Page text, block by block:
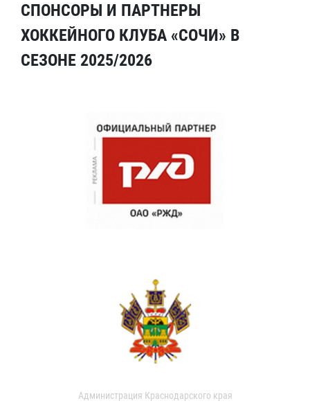
СПОНСОРЫ И ПАРТНЕРЫ
ХОККЕЙНОГО КЛУБА «СОЧИ» В
СЕЗОНЕ 2025/2026
Администрация Краснодарского края